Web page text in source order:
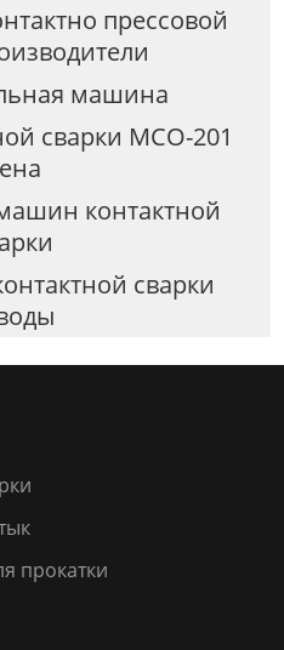
прессовой
машина
сварки МСО-201
контактной
сварки
прокатки